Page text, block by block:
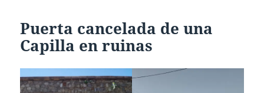
Puerta cancelada de una
Capilla en ruinas